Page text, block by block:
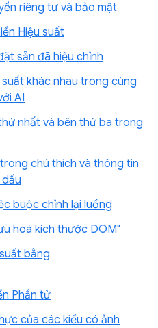
riêng tư và bảo mật
Hiệu suất
sẵn đã hiệu chỉnh
khác nhau trong cùng
AI
nhất và bên thứ ba trong
chú thích và thông tin
buộc chỉnh lại luồng
hoá kích thước DOM"
bằng
Phần tử
của các kiểu có ảnh